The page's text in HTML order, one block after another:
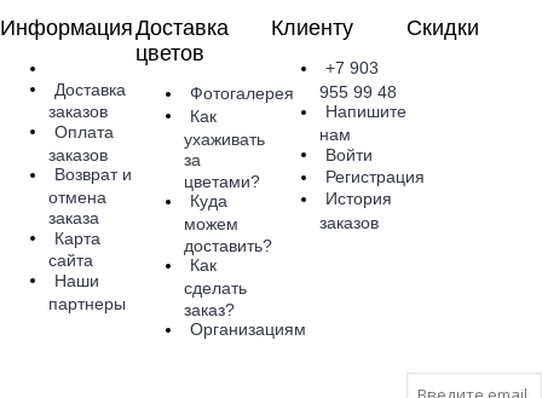
Информация
Доставка
заказов
Оплата
заказов
Возврат и
отмена
заказа
Карта
сайта
Наши
партнеры
Доставка
цветов
Фотогалерея
Как
ухаживать
за
цветами?
Куда
можем
доставить?
Как
сделать
заказ?
Организациям
Клиенту
+7 903
955 99 48
Напишите
нам
Войти
Регистрация
История
заказов
Скидки
призов и акции.